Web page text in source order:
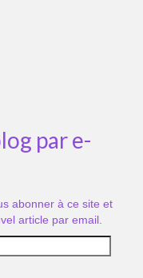
par e-
abonner à ce site et
article par email.